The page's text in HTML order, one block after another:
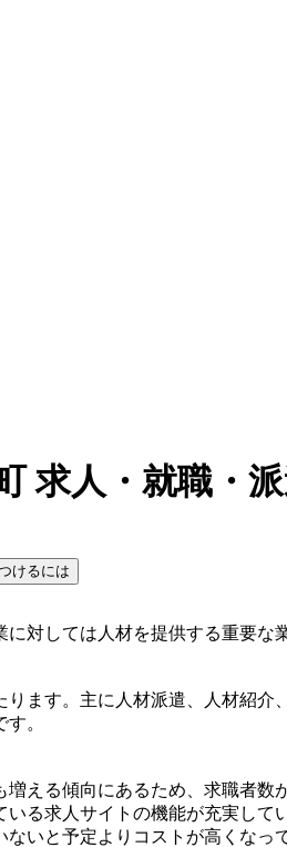
求人・就職・
けるには
対しては人材を提供する重要
ます。主に人材派遣、人材紹
。
える傾向にあるため、求職者数
る求人サイトの機能が充実し
いと予定よりコストが高くな